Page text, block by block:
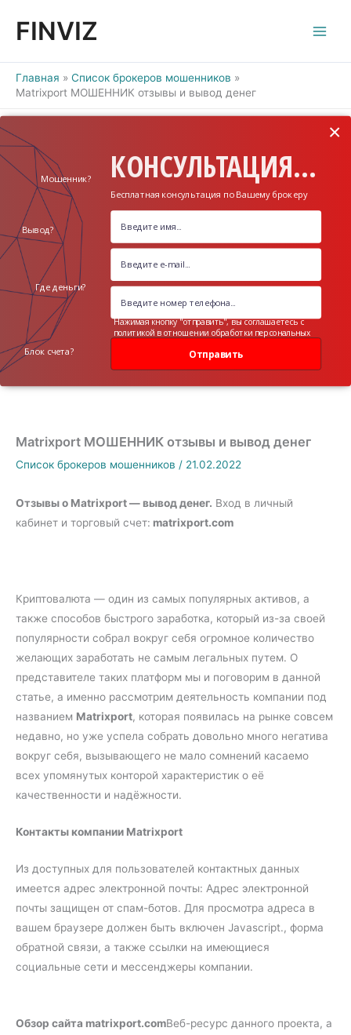
FINVIZ
Главная
Список брокеров мошенников
Matrixport МОШЕННИК отзывы и вывод денег
КОНСУЛЬТАЦИЯ...
Бесплатная консультация по Вашему брокеру
Мошенник?
Вывод?
Где деньги?
Блок счета? Отправить
×
Нажимая кнопку "отправить", вы соглашаетесь с
политикой в отношении обработки персональных
Matrixport МОШЕННИК отзывы и вывод денег
Список брокеров мошенников / 21.02.2022
Отзывы о Matrixport — вывод денег. Вход в личный
кабинет и торговый счет: matrixport.com
Криптовалюта — один из самых популярных активов, а
также способов быстрого заработка, который из-за своей
популярности собрал вокруг себя огромное количество
желающих заработать не самым легальных путем. О
представителе таких платформ мы и поговорим в данной
статье, а именно рассмотрим деятельность компании под
названием Matrixport, которая появилась на рынке совсем
недавно, но уже успела собрать довольно много негатива
вокруг себя, вызывающего не мало сомнений касаемо
всех упомянутых конторой характеристик о её
качественности и надёжности.
Контакты компании Matrixport
Из доступных для пользователей контактных данных
имеется адрес электронной почты: Адрес электронной
почты защищен от спам-ботов. Для просмотра адреса в
вашем браузере должен быть включен Javascript., форма
обратной связи, а также ссылки на имеющиеся
социальные сети и мессенджеры компании.
Обзор сайта matrixport.comВеб-ресурс данного проекта, а